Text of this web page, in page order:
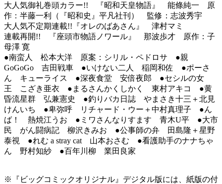
大人気御礼巻頭カラー!! 『昭和天皇物語』 能條純一 原
作：半藤一利（『昭和史』平凡社刊） 監修：志波秀宇
大人気不定期連載!!『オレのばあさん』 津村マミ
連載再開!! 『座頭市物語ノワール』 那波歩才 原作：子
母澤 寛
●南蛮人 松本大洋 原案：シリル・ペドロサ ●親
GoGoGo 吉田戦車 ●いけない二人 稲岡和佐 ●ポーさ
ん キューライス ●深夜食堂 安倍夜郎 ●セシルの女
王 こざき亜衣 ●まるさんかくしかく 東村アキコ ●黄
昏流星群 弘兼憲史 ●釣りバカ日誌 やまさき十三＋北見
けんいち ●卑弥呼 リチャード・ウー＋中村真理子 ●ん
ば！ 熱焼江うお ●ミワさんなりすます 青木U平 ●大市
民 がん闘病記 柳沢きみお ●公事師の弁 田島隆＋星野
泰視 ●れむ a stray cat 山本おさむ ●看護助手のナナちゃ
ん 野村知紗 ●百年川柳 業田良家
※『ビッグコミックオリジナル』デジタル版には、紙版の付